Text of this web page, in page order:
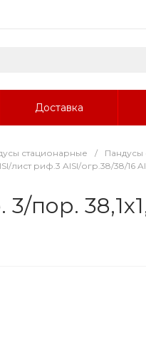
Доставка
стационарные / Пандусы
лист риф.3 AISI/огр.38/38/16